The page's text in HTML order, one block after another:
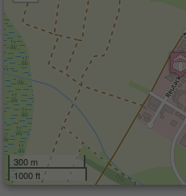
300 m
1000 ft